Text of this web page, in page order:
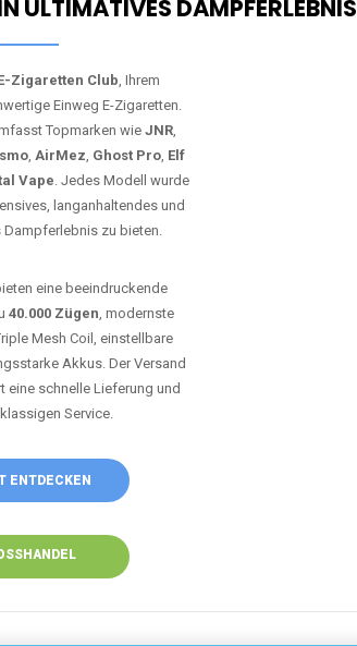
ULTIMATIVES DAMPFERLEBNIS
Zigaretten Club, Ihrem
Einweg E-Zigaretten.
Topmarken wie JNR,
, AirMez, Ghost Pro, Elf
Vape. Jedes Modell wurde
langanhaltendes und
zu bieten.
eine beeindruckende
40.000 Zügen, modernste
Mesh Coil, einstellbare
Akkus. Der Versand
eine schnelle Lieferung und
Service.
ENTDECKEN